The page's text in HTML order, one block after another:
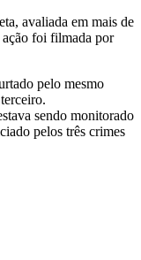
avaliada em mais de
foi filmada por
pelo mesmo
sendo monitorado
pelos três crimes